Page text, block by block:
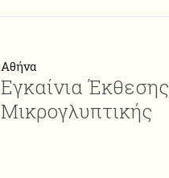
Αθήνα
Εγκαίνια Έκθεσης
Μικρογλυπτικής